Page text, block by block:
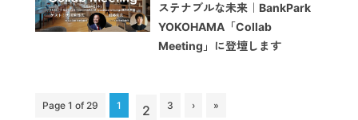
ステナブルな未来｜BankPark
YOKOHAMA「Collab
Meeting」に登壇します
Page 1 of 29 1 2 3 › »